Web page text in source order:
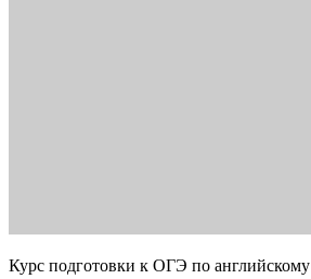
Курс подготовки к ОГЭ по английскому